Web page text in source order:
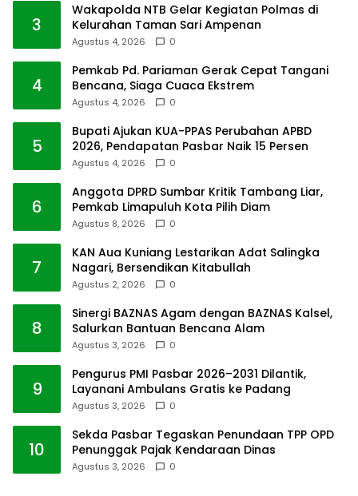
3
Wakapolda NTB Gelar Kegiatan Polmas di
Kelurahan Taman Sari Ampenan
Agustus 4, 2026 0
4
Pemkab Pd. Pariaman Gerak Cepat Tangani
Bencana, Siaga Cuaca Ekstrem
Agustus 4, 2026 0
5
Bupati Ajukan KUA-PPAS Perubahan APBD
2026, Pendapatan Pasbar Naik 15 Persen
Agustus 4, 2026 0
6
Anggota DPRD Sumbar Kritik Tambang Liar,
Pemkab Limapuluh Kota Pilih Diam
Agustus 8, 2026 0
7
KAN Aua Kuniang Lestarikan Adat Salingka
Nagari, Bersendikan Kitabullah
Agustus 2, 2026 0
8
Sinergi BAZNAS Agam dengan BAZNAS Kalsel,
Salurkan Bantuan Bencana Alam
Agustus 3, 2026 0
9
Pengurus PMI Pasbar 2026–2031 Dilantik,
Layanani Ambulans Gratis ke Padang
Agustus 3, 2026 0
10
Sekda Pasbar Tegaskan Penundaan TPP OPD
Penunggak Pajak Kendaraan Dinas
Agustus 3, 2026 0